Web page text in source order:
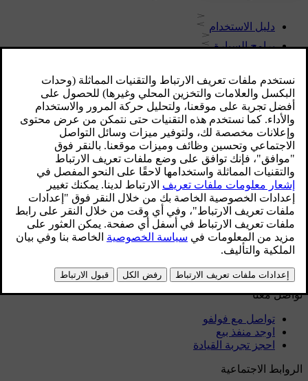
دليل الاستخدام
برامج السيارة
خارجي
المعلومات التنظيمية
قم بتنزيل التطبيق
الاطلاع على آخر تحديثات البرامج
تنزيل الخرائط